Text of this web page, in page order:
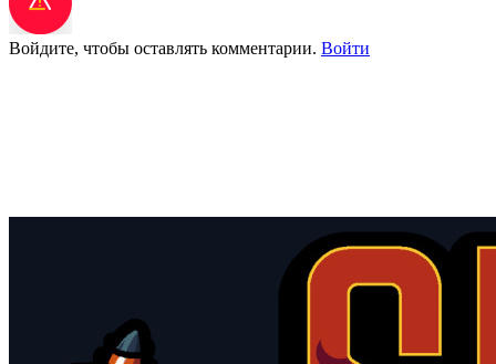
Войдите, чтобы оставлять комментарии. Войти